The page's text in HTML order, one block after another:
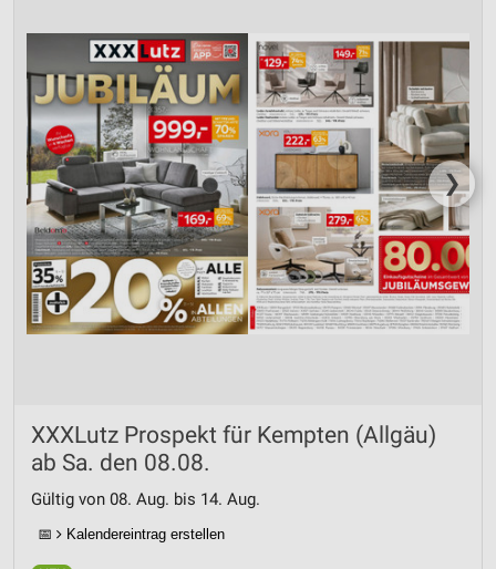
❯
XXXLutz Prospekt für Kempten (Allgäu)
ab Sa. den 08.08.
Gültig von 08. Aug. bis 14. Aug.
📅 Kalendereintrag erstellen